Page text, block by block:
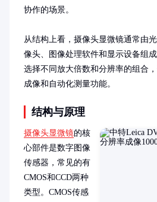
协作的场景。
从结构上看，摄像头显微镜通常由
像头、图像处理软件和显示设备组
选择不同放大倍数和分辨率的组合
成像和自动化测量功能。
结构与原理
摄像头显微镜的核
心部件是数字图像
传感器，常见的有
CMOS和CCD两种
类型。CMOS传感